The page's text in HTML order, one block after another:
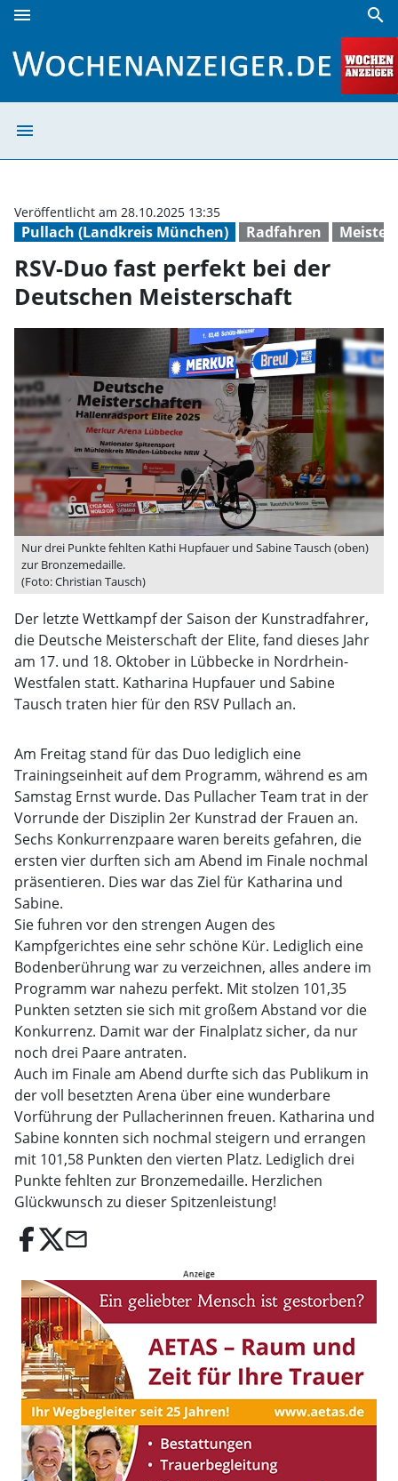
menu search
menu
Pullach (Landkreis München) Radfahren
Veröffentlicht am 28.10.2025 13:35
RSV-Duo fast perfekt bei der
Deutschen Meisterschaft
Nur drei Punkte fehlten Kathi Hupfauer und Sabine Tausch (oben)
zur Bronzemedaille.
(Foto: Christian Tausch)
Der letzte Wettkampf der Saison der Kunstradfahrer,
die Deutsche Meisterschaft der Elite, fand dieses Jahr
am 17. und 18. Oktober in Lübbecke in Nordrhein-
Westfalen statt. Katharina Hupfauer und Sabine
Tausch traten hier für den RSV Pullach an.
Am Freitag stand für das Duo lediglich eine
Trainingseinheit auf dem Programm, während es am
Samstag Ernst wurde. Das Pullacher Team trat in der
Vorrunde der Disziplin 2er Kunstrad der Frauen an.
Sechs Konkurrenzpaare waren bereits gefahren, die
ersten vier durften sich am Abend im Finale nochmal
präsentieren. Dies war das Ziel für Katharina und
Sabine.
Sie fuhren vor den strengen Augen des
Kampfgerichtes eine sehr schöne Kür. Lediglich eine
Bodenberührung war zu verzeichnen, alles andere im
Programm war nahezu perfekt. Mit stolzen 101,35
Punkten setzten sie sich mit großem Abstand vor die
Konkurrenz. Damit war der Finalplatz sicher, da nur
noch drei Paare antraten.
Auch im Finale am Abend durfte sich das Publikum in
der voll besetzten Arena über eine wunderbare
Vorführung der Pullacherinnen freuen. Katharina und
Sabine konnten sich nochmal steigern und errangen
mit 101,58 Punkten den vierten Platz. Lediglich drei
Punkte fehlten zur Bronzemedaille. Herzlichen
Glückwunsch zu dieser Spitzenleistung!
email